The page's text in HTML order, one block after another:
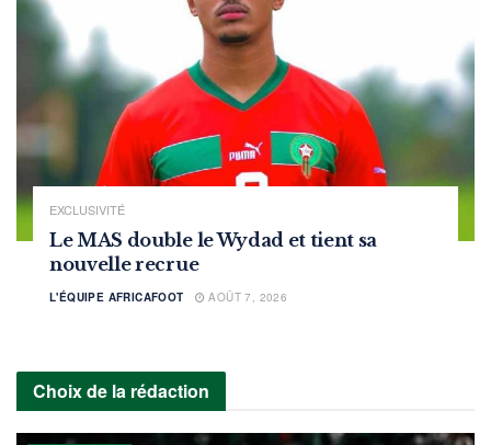
EXCLUSIVITÉ
Le MAS double le Wydad et tient sa
nouvelle recrue
L'ÉQUIPE AFRICAFOOT AOÛT 7, 2026
Choix de la rédaction